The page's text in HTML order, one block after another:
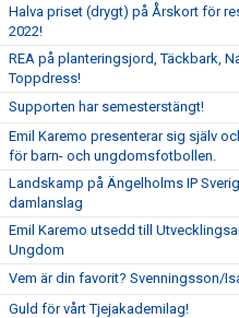
Halva priset (drygt) på Årskort för
2022!
REA på planteringsjord, Täckbark,
Toppdress!
Supporten har semesterstängt!
Emil Karemo presenterar sig själv
för barn- och ungdomsfotbollen.
Landskamp på Ängelholms IP
damlanslag
Emil Karemo utsedd till
Ungdom
Vem är din favorit? Svenningsson/
Guld för vårt Tjejakademilag!